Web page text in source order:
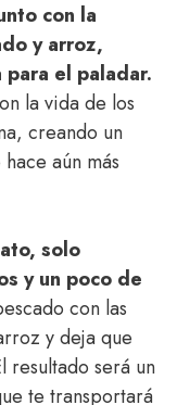
con la
y arroz,
el paladar.
la vida de los
creando un
aún más
solo
y un poco de
con las
y deja que
resultado será un
te transportará